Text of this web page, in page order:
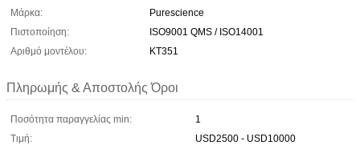
Μάρκα:
Purescience
Πιστοποίηση:
ISO9001 QMS / ISO14001
Αριθμό μοντέλου:
KT351
Πληρωμής & Αποστολής Όροι
Ποσότητα παραγγελίας min:
1
Τιμή:
USD2500 - USD10000